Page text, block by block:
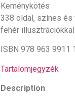
Keménykötés
338 oldal, színes
fehér illusztrációkkal
ISBN 978 963 9911
Tartalomjegyzék
Description